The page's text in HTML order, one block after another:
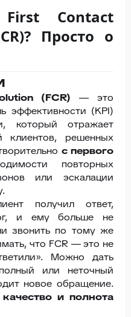
Contact
Просто о
(FCR) — это
эффективности (KPI)
который отражает
клиентов, решенных
с первого
повторных
или эскалации
получил ответ,
и ему больше не
звонить по тому же
что FCR — это не
Можно дать
или неточный
новое обращение.
качество и полнота